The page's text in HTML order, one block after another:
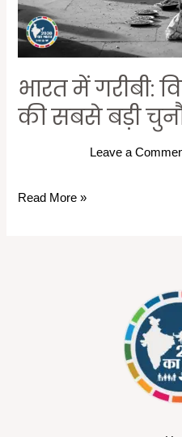
भारत में गरीबी:
की सबसे बड़ी
Leave a
सबसे
बड़ी
चुनौती
Read More »